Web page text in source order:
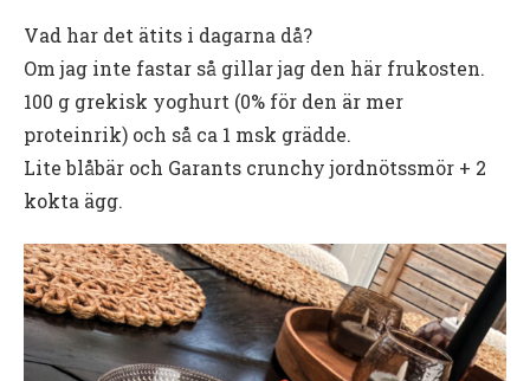
Vad har det ätits i dagarna då?
Om jag inte fastar så gillar jag den här frukosten.
100 g grekisk yoghurt (0% för den är mer
proteinrik) och så ca 1 msk grädde.
Lite blåbär och Garants crunchy jordnötssmör + 2
kokta ägg.